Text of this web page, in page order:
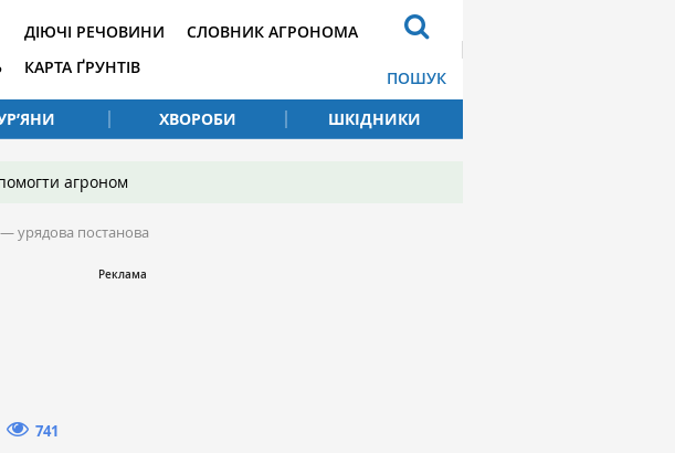
ДІЮЧІ РЕЧОВИНИ
КАРТА ҐРУНТІВ
СЛОВНИК АГРОНОМА
ПОШУК
ХВОРОБИ ШКІДНИКИ
агроном
урядова постанова
741